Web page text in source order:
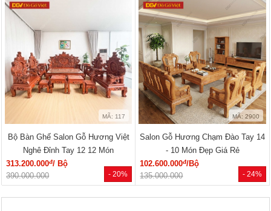
- 20%
MÃ: 117
Bộ Bàn Ghế Salon Gỗ Hương Việt
Nghê Đỉnh Tay 12 12 Món
313.200.000đ/ Bộ
390.000.000
- 24%
MÃ: 2900
Salon Gỗ Hương Chạm Đào Tay 14
- 10 Món Đẹp Giá Rẻ
102.600.000đ/Bộ
135.000.000